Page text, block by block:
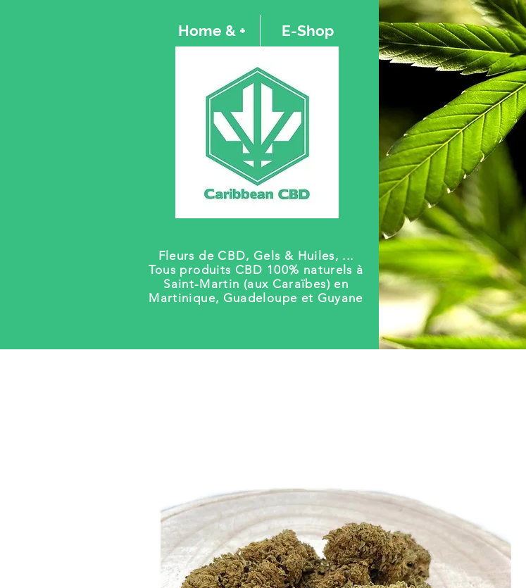
Home & + E-Shop
Fleurs de CBD, Gels & Huiles, ...
Tous produits CBD 100% naturels à
Saint-Martin (aux Caraïbes) en
Martinique, Guadeloupe et Guyane